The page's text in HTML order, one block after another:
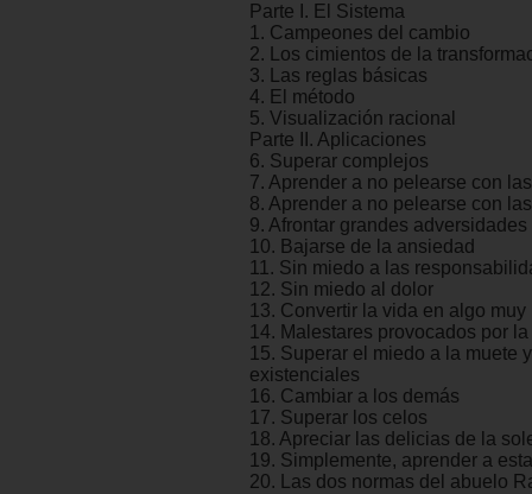
Parte I. El Sistema
1. Campeones del cambio
2. Los cimientos de la
3. Las reglas básicas
4. El método
5. Visualización racional
Parte II. Aplicaciones
6. Superar complejos
7. Aprender a no pelearse con
8. Aprender a no pelearse con
9. Afrontar grandes adversidades
10. Bajarse de la ansiedad
11. Sin miedo a las
12. Sin miedo al dolor
13. Convertir la vida en algo muy
14. Malestares provocados por
15. Superar el miedo a la muete
existenciales
16. Cambiar a los demás
17. Superar los celos
18. Apreciar las delicias de la
19. Simplemente, aprender a
20. Las dos normas del abuelo